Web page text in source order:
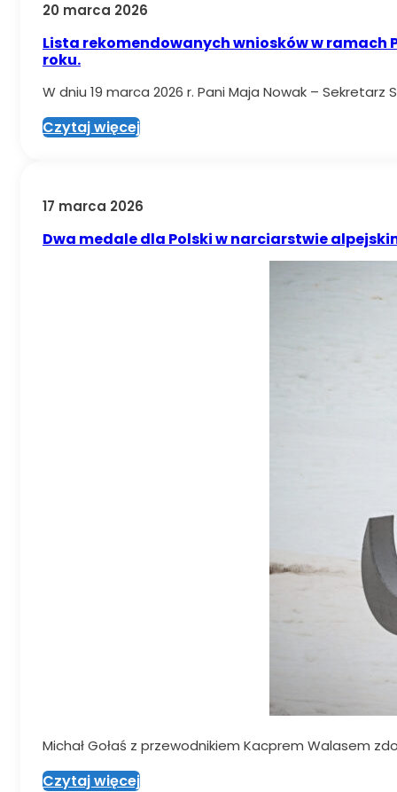
20 marca 2026
Lista rekomendowanych wniosków w ramach
roku.
W dniu 19 marca 2026 r. Pani Maja Nowak –
Czytaj więcej
17 marca 2026
Dwa medale dla Polski w narciarstwie
Michał Gołaś z przewodnikiem Kacprem Walasem
Czytaj więcej